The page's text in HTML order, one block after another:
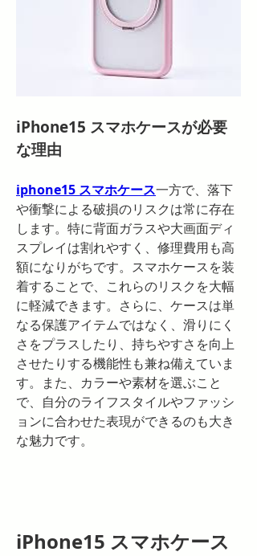
iPhone15 スマホケースが必要
な理由
iphone15 スマホケース一方で、落下
や衝撃による破損のリスクは常に存在
します。特に背面ガラスや大画面ディ
スプレイは割れやすく、修理費用も高
額になりがちです。スマホケースを装
着することで、これらのリスクを大幅
に軽減できます。さらに、ケースは単
なる保護アイテムではなく、滑りにく
さをプラスしたり、持ちやすさを向上
させたりする機能性も兼ね備えていま
す。また、カラーや素材を選ぶこと
で、自分のライフスタイルやファッシ
ョンに合わせた表現ができるのも大き
な魅力です。
iPhone15 スマホケース